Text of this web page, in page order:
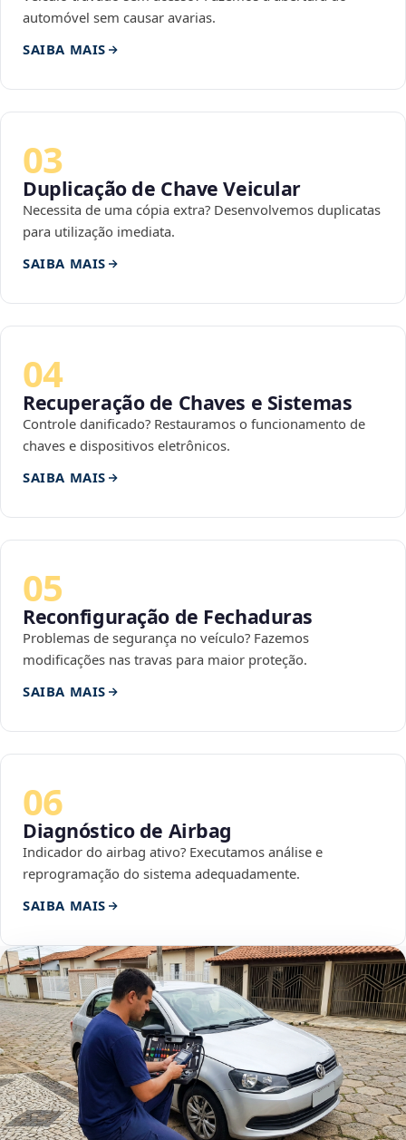
automóvel sem causar avarias.
SAIBA MAIS
03
Duplicação de Chave Veicular
Necessita de uma cópia extra? Desenvolvemos duplicatas
para utilização imediata.
SAIBA MAIS
04
Recuperação de Chaves e Sistemas
Controle danificado? Restauramos o funcionamento de
chaves e dispositivos eletrônicos.
SAIBA MAIS
05
Reconfiguração de Fechaduras
Problemas de segurança no veículo? Fazemos
modificações nas travas para maior proteção.
SAIBA MAIS
06
Diagnóstico de Airbag
Indicador do airbag ativo? Executamos análise e
reprogramação do sistema adequadamente.
SAIBA MAIS